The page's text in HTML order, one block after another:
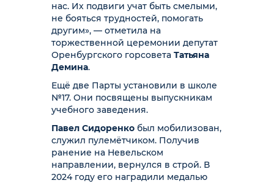
нас. Их подвиги учат быть смелыми,
не бояться трудностей, помогать
другим», — отметила на
торжественной церемонии депутат
Оренбургского горсовета Татьяна
Демина.
Ещё две Парты установили в школе
№17. Они посвящены выпускникам
учебного заведения.
Павел Сидоренко был мобилизован,
служил пулемётчиком. Получив
ранение на Невельском
направлении, вернулся в строй. В
2024 году его наградили медалью